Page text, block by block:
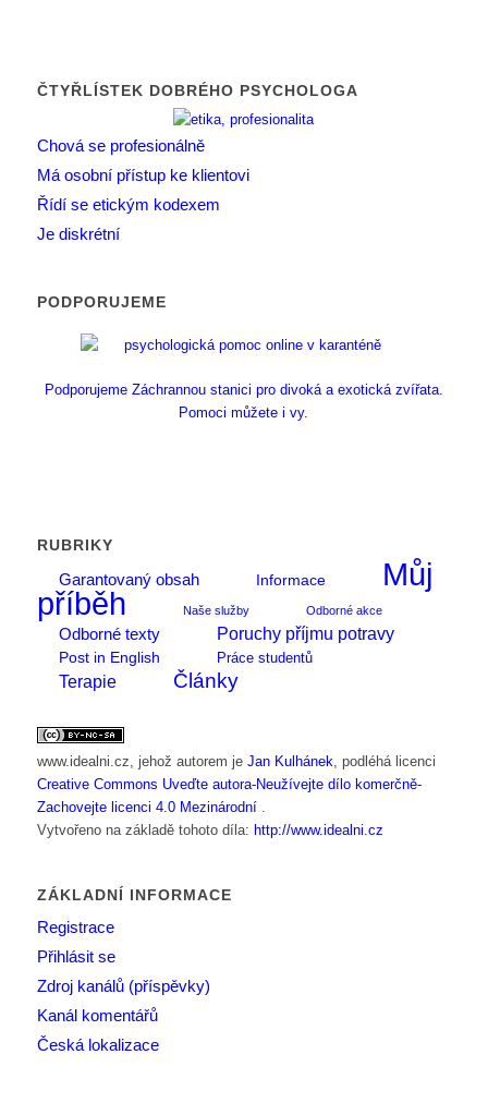
ČTYŘLÍSTEK DOBRÉHO PSYCHOLOGA
Chová se profesionálně
Má osobní přístup ke klientovi
Řídí se etickým kodexem
Je diskrétní
PODPORUJEME
Podporujeme Záchrannou stanici pro divoká a exotická zvířata.
Pomoci můžete i vy.
RUBRIKY
Garantovaný obsah
Informace
Můj
příběh
Naše služby Odborné akce
Odborné texty Poruchy příjmu potravy
Post in English Práce studentů
Terapie Články
www.idealni.cz , jehož autorem je Jan Kulhánek , podléhá licenci
Creative Commons Uveďte autora-Neužívejte dílo komerčně-
Zachovejte licenci 4.0 Mezinárodní
Vytvořeno na základě tohoto díla: http://www.idealni.cz
ZÁKLADNÍ INFORMACE
Registrace
Přihlásit se
Zdroj kanálů (příspěvky)
Kanál komentářů
Česká lokalizace